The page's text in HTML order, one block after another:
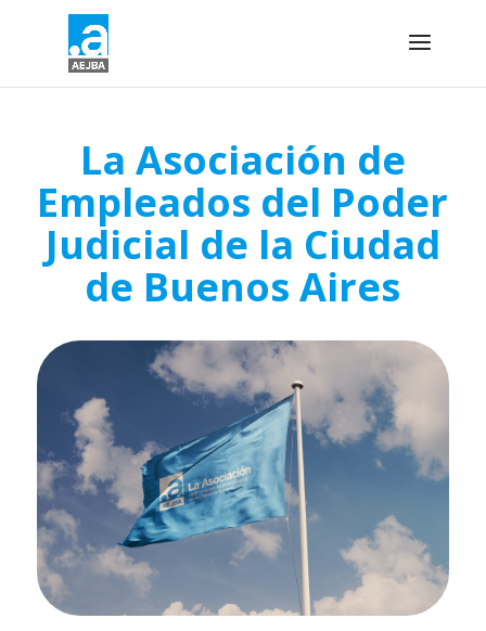
La Asociación de
Empleados del Poder
Judicial de la Ciudad
de Buenos Aires